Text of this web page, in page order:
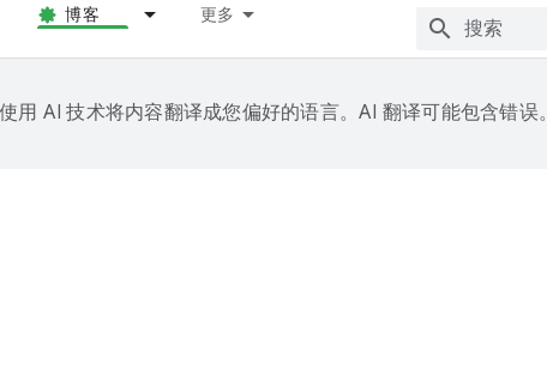
博客 更多
用 AI 技术将内容翻译成您偏好的语言。AI 翻译可能包含错误。